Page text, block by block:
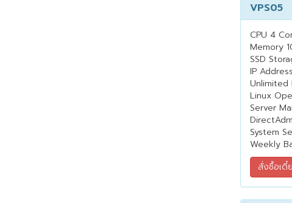
VPS05
CPU 4
Memory
SSD
IP
Unlimited
Linux
Server
System
Weekly